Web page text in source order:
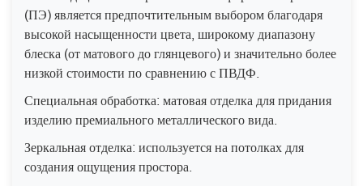
(ПЭ) является предпочтительным выбором благодаря
высокой насыщенности цвета, широкому диапазону
блеска (от матового до глянцевого) и значительно более
низкой стоимости по сравнению с ПВДФ.
Специальная обработка: матовая отделка для придания
изделию премиального металлического вида.
Зеркальная отделка: используется на потолках для
создания ощущения простора.